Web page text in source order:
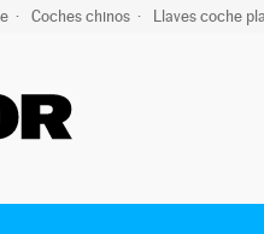
Coches chinos Llaves coche